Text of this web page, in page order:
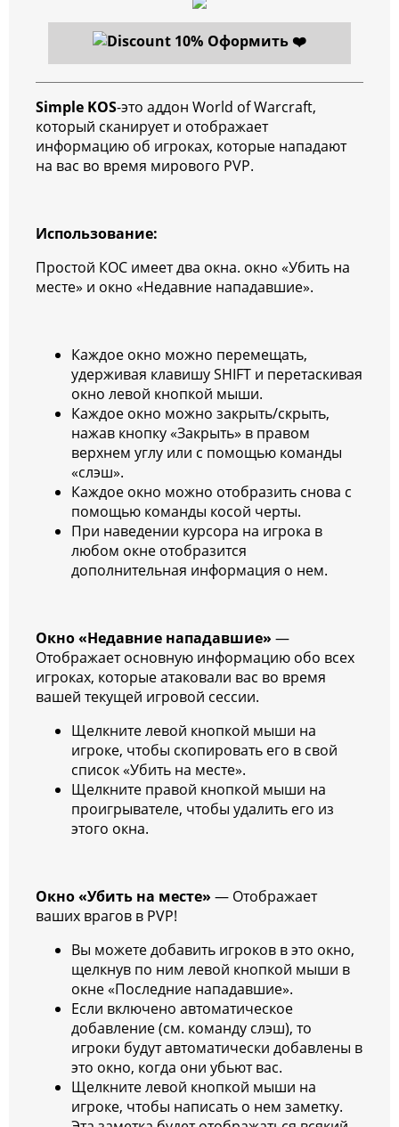
Оформить ❤️
Simple KOS-это аддон World of Warcraft,
который сканирует и отображает
информацию об игроках, которые нападают
на вас во время мирового PVP.
Использование:
Простой КОС имеет два окна. окно «Убить на
месте» и окно «Недавние нападавшие».
Каждое окно можно перемещать,
удерживая клавишу SHIFT и перетаскивая
окно левой кнопкой мыши.
Каждое окно можно закрыть/скрыть,
нажав кнопку «Закрыть» в правом
верхнем углу или с помощью команды
«слэш».
Каждое окно можно отобразить снова с
помощью команды косой черты.
При наведении курсора на игрока в
любом окне отобразится
дополнительная информация о нем.
Окно «Недавние нападавшие» —
Отображает основную информацию обо всех
игроках, которые атаковали вас во время
вашей текущей игровой сессии.
Щелкните левой кнопкой мыши на
игроке, чтобы скопировать его в свой
список «Убить на месте».
Щелкните правой кнопкой мыши на
проигрывателе, чтобы удалить его из
этого окна.
Окно «Убить на месте» — Отображает
ваших врагов в PVP!
Вы можете добавить игроков в это окно,
щелкнув по ним левой кнопкой мыши в
окне «Последние нападавшие».
Если включено автоматическое
добавление (см. команду слэш), то
игроки будут автоматически добавлены в
это окно, когда они убьют вас.
Щелкните левой кнопкой мыши на
игроке, чтобы написать о нем заметку.